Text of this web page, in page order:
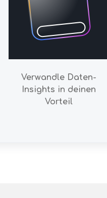
Verwandle Daten-
Insights in deinen
Vorteil